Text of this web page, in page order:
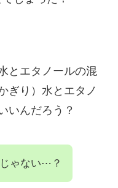
とエタノールの混
ぎり）水とエタノ
いんだろう？
ゃない⋯？